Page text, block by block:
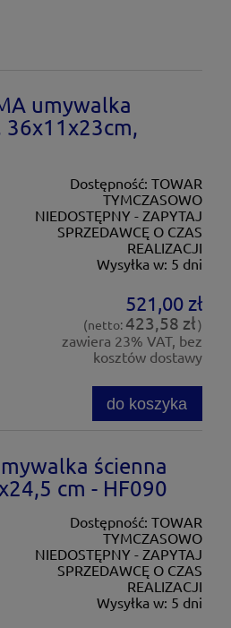
umywalka
Dostępność: TOWAR
TYMCZASOWO
NIEDOSTĘPNY - ZAPYTAJ
SPRZEDAWCĘ O CZAS
REALIZACJI
Wysyłka w: 5 dni
521,00 zł
(netto: 423,58 zł)
zawiera 23% VAT, bez
kosztów dostawy
do koszyka
ścienna
cm - HF090
Dostępność: TOWAR
TYMCZASOWO
NIEDOSTĘPNY - ZAPYTAJ
SPRZEDAWCĘ O CZAS
REALIZACJI
Wysyłka w: 5 dni